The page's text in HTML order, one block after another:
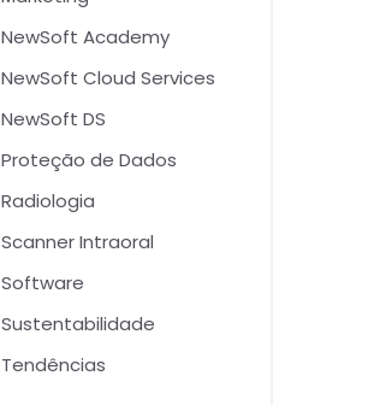
NewSoft Academy
NewSoft Cloud Services
NewSoft DS
Proteção de Dados
Radiologia
Scanner Intraoral
Software
Sustentabilidade
Tendências